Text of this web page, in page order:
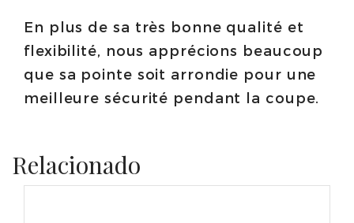
En plus de sa très bonne qualité et
flexibilité, nous apprécions beaucoup
que sa pointe soit arrondie pour une
meilleure sécurité pendant la coupe.
Relacionado